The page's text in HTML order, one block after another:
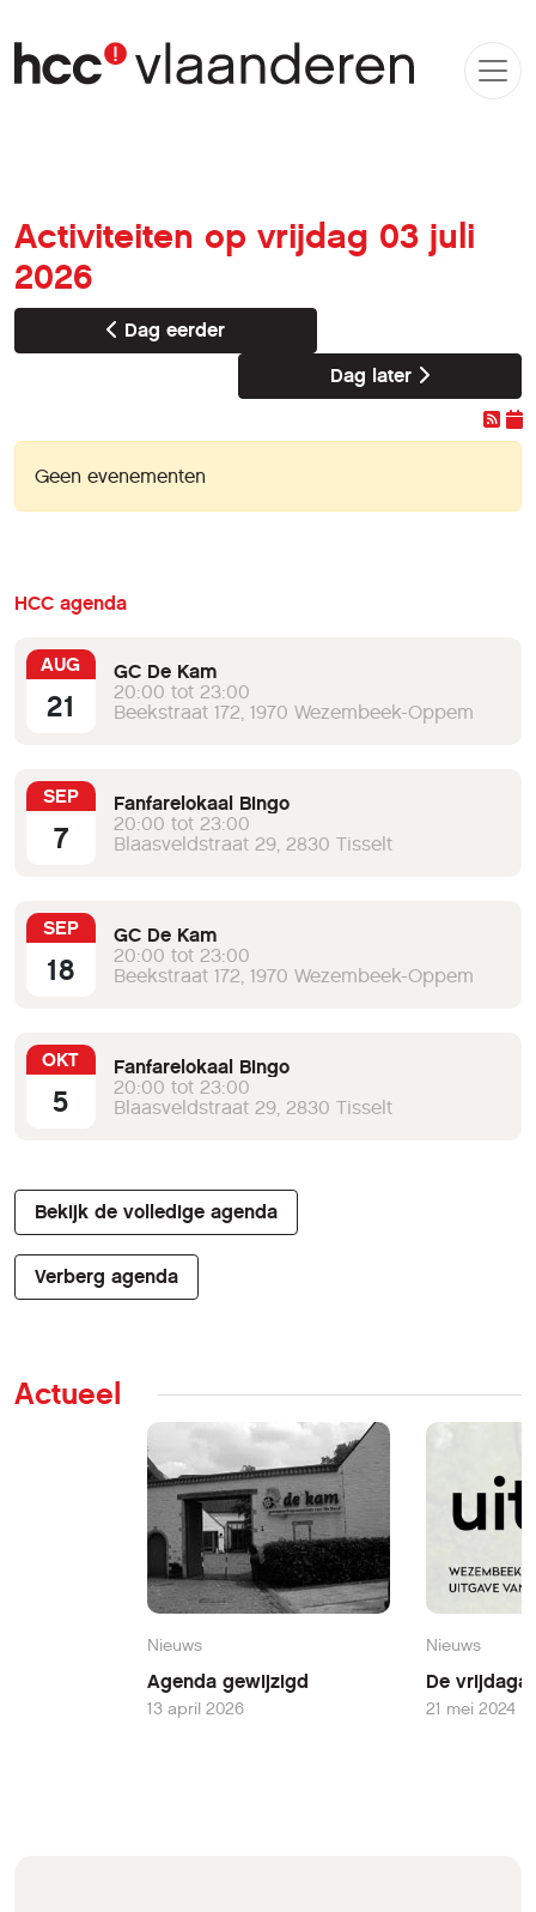
Activiteiten op vrijdag 03 juli
2026
Dag eerder
Dag later
Geen evenementen
HCC agenda
AUG
21
GC De Kam
20:00 tot 23:00
Beekstraat 172, 1970 Wezembeek-Oppem
SEP
7
Fanfarelokaal Bingo
20:00 tot 23:00
Blaasveldstraat 29, 2830 Tisselt
SEP
18
GC De Kam
20:00 tot 23:00
Beekstraat 172, 1970 Wezembeek-Oppem
OKT
5
Fanfarelokaal Bingo
20:00 tot 23:00
Blaasveldstraat 29, 2830 Tisselt
Bekijk de volledige agenda
Verberg agenda
Actueel
Nieuws
Agenda gewijzigd
13 april 2026
Nieuws
De
21 mei 2024